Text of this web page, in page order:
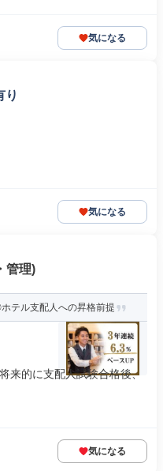
気になる
り
気になる
管理)
テル支配人への昇格前提
来的に支配人試験合格後、
気になる